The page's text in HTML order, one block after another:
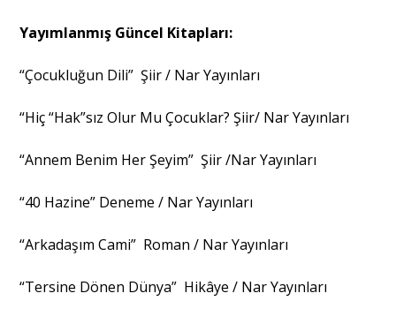
Yayımlanmış Güncel Kitapları:
“Çocukluğun Dili” Şiir / Nar Yayınları
“Hiç “Hak”sız Olur Mu Çocuklar? Şiir/ Nar Yayınları
“Annem Benim Her Şeyim” Şiir /Nar Yayınları
“40 Hazine” Deneme / Nar Yayınları
“Arkadaşım Cami” Roman / Nar Yayınları
“Tersine Dönen Dünya” Hikâye / Nar Yayınları